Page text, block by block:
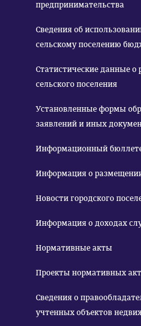
предпринимательства
Сведения об
сельскому поселению
Статистические данные о
сельского поселения
Установленные формы
заявлений и иных
Информационный
Информация о
Новости городского
Информация о доходах
Нормативные акты
Проекты нормативных
Сведения о
учтенных объектов